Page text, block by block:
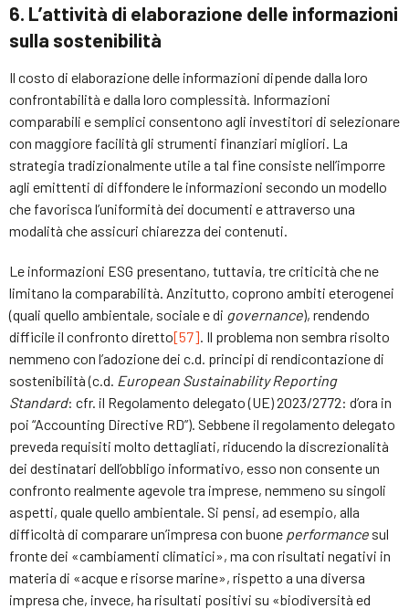
6. L’attività di elaborazione delle informazioni
sulla sostenibilità
Il costo di elaborazione delle informazioni dipende dalla loro
confrontabilità e dalla loro complessità. Informazioni
comparabili e semplici consentono agli investitori di selezionare
con maggiore facilità gli strumenti finanziari migliori. La
strategia tradizionalmente utile a tal fine consiste nell’imporre
agli emittenti di diffondere le informazioni secondo un modello
che favorisca l’uniformità dei documenti e attraverso una
modalità che assicuri chiarezza dei contenuti.
Le informazioni ESG presentano, tuttavia, tre criticità che ne
limitano la comparabilità. Anzitutto, coprono ambiti eterogenei
(quali quello ambientale, sociale e di governance), rendendo
difficile il confronto diretto[57]. Il problema non sembra risolto
nemmeno con l’adozione dei c.d. principi di rendicontazione di
sostenibilità (c.d. European Sustainability Reporting
Standard: cfr. il Regolamento delegato (UE) 2023/2772: d’ora in
poi “Accounting Directive RD”). Sebbene il regolamento delegato
preveda requisiti molto dettagliati, riducendo la discrezionalità
dei destinatari dell’obbligo informativo, esso non consente un
confronto realmente agevole tra imprese, nemmeno su singoli
aspetti, quale quello ambientale. Si pensi, ad esempio, alla
difficoltà di comparare un’impresa con buone performance sul
fronte dei «cambiamenti climatici», ma con risultati negativi in
materia di «acque e risorse marine», rispetto a una diversa
impresa che, invece, ha risultati positivi su «biodiversità ed